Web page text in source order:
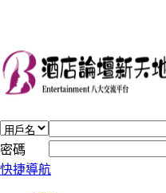
密碼
快捷導航